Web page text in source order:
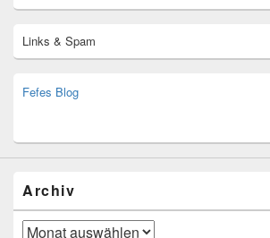
Links & Spam
Fefes Blog
Archiv
Archiv